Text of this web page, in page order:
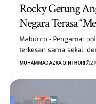
Rocky Gerung
Negara Terasa
Mabur.co - Pengamat
terkesan sama sekali
MUHAMMAD AZKA QINTHORI 2